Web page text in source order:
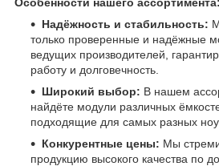
Надёжность и стабильность:
только проверенные и надёжные
ведущих производителей,
работу и долговечность.
Широкий выбор: В нашем
найдёте модули различных
подходящие для самых разных
Конкурентные цены: Мы
продукцию высокого качества по